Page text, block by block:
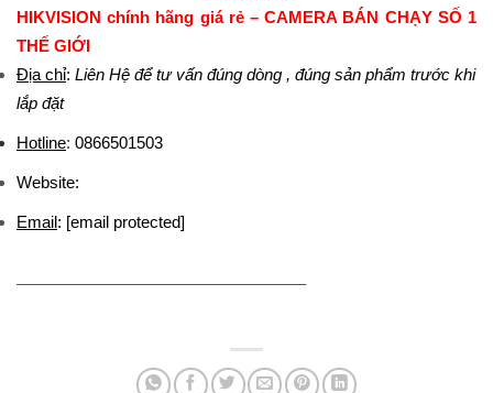
HIKVISION chính hãng giá rẻ – CAMERA BÁN CHẠY SỐ 1
THẾ GIỚI
Địa chỉ: Liên Hệ để tư vấn đúng dòng , đúng sản phẩm trước khi
lắp đặt
Hotline: 0866501503
Website:
Email: [email protected]
—————————————————–